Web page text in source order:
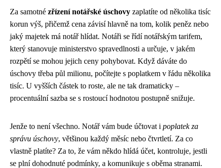
Za samotné zřízení notářské úschovy zaplatíte od několika tisíc
korun výš, přičemž cena závisí hlavně na tom, kolik peněz nebo
jaký majetek má notář hlídat. Notáři se řídí notářským tarifem,
který stanovuje ministerstvo spravedlnosti a určuje, v jakém
rozpětí se mohou jejich ceny pohybovat. Když dáváte do
úschovy třeba půl milionu, počítejte s poplatkem v řádu několika
tisíc. U vyšších částek to roste, ale ne tak dramaticky –
procentuální sazba se s rostoucí hodnotou postupně snižuje.
Jenže to není všechno. Notář vám bude účtovat i poplatek za
správu úschovy, většinou každý měsíc nebo čtvrtletí. Za co
vlastně platíte? Za to, že vám někdo hlídá účet, kontroluje, jestli
se plní dohodnuté podmínky, a komunikuje s oběma stranami.